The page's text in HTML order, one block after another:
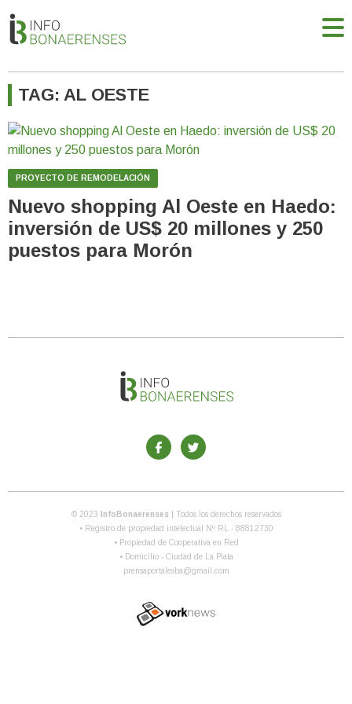
TAG: AL OESTE
PROYECTO DE REMODELACIÓN
Nuevo shopping Al Oeste en Haedo:
inversión de US$ 20 millones y 250
puestos para Morón
© 2023 InfoBonaerenses
| Todos los derechos reservados
• Registro de propiedad intelectual Nº RL - 88812730
• Propiedad de Cooperativa en Red
• Domicilio - Ciudad de La Plata
prensaportalesba@gmail.com